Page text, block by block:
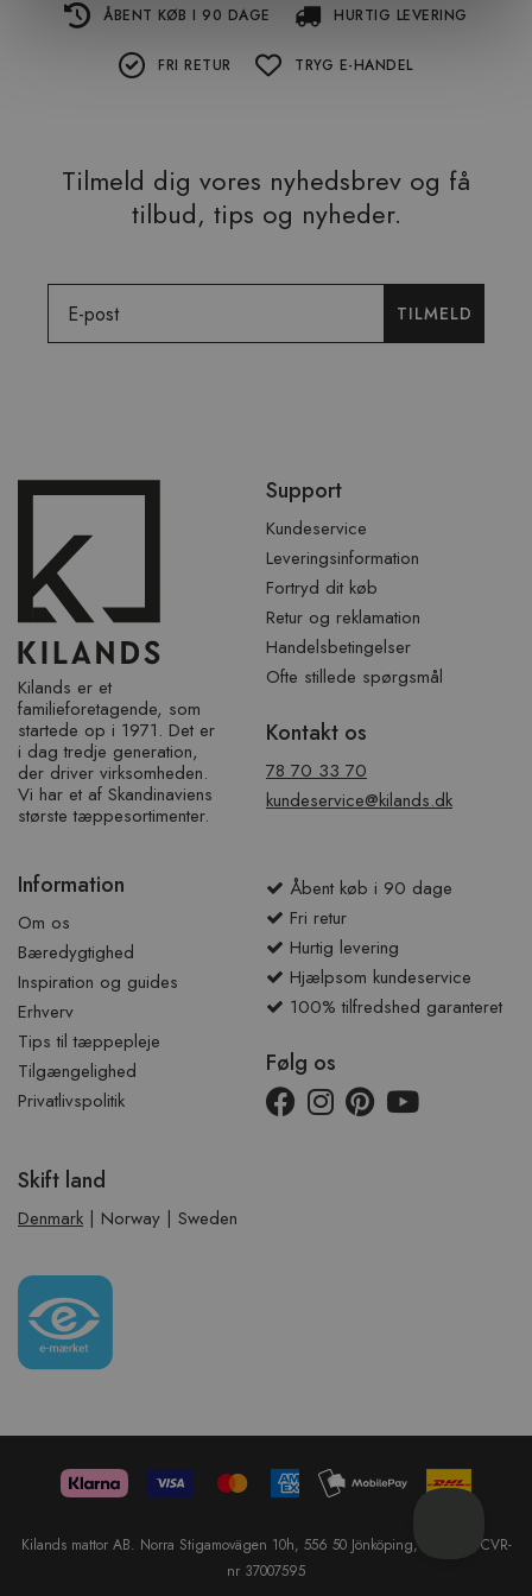
ÅBENT KØB I 90 DAGE HURTIG LEVERING
FRI RETUR TRYG E-HANDEL
Tilmeld dig vores nyhedsbrev og få
tilbud, tips og nyheder.
TILMELD
over
Kilands er et
familieforetagende, som
startede op i 1971. Det er
i dag tredje generation,
der driver virksomheden.
Vi har et af ​​Skandinaviens
største tæppesortimenter.
Support
Kundeservice
Leveringsinformation
Fortryd dit køb
Retur og reklamation
Handelsbetingelser
Ofte stillede spørgsmål
Kontakt os
78 70 33 70
kundeservice@kilands.dk
Information
Om os
Bæredygtighed
Inspiration og guides
Erhverv
Tips til tæppepleje
Tilgængelighed
Privatlivspolitik
Åbent køb i 90 dage
Fri retur
Hurtig levering
Hjælpsom kundeservice
100% tilfredshed garanteret
Følg os
Skift land
Denmark | Norway | Sweden
Kilands mattor AB. Norra Stigamovägen 10h, 556 50 Jönköping, Sweden. CVR-
nr 37007595